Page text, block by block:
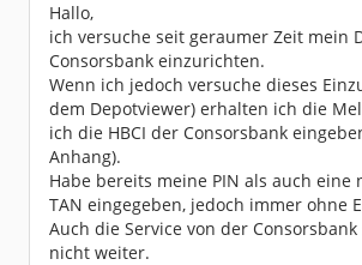
Hallo,
ich versuche seit geraumer Zeit mein
Consorsbank einzurichten.
Wenn ich jedoch versuche dieses
dem Depotviewer) erhalten ich die
ich die HBCI der Consorsbank
Anhang).
Habe bereits meine PIN als auch eine
TAN eingegeben, jedoch immer ohne
Auch die Service von der
nicht weiter.